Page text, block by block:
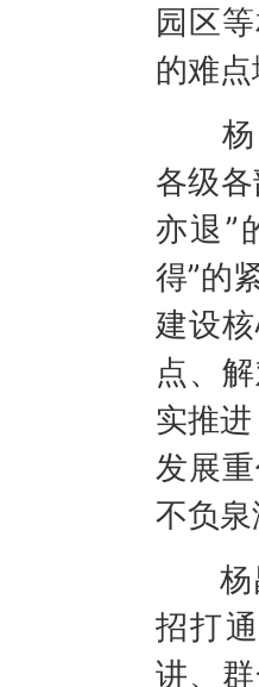
园区
的难点
杨昌
各级
亦退”
得”的
建设
点、
实推
发展
不负泉
杨昌
招打
讲、